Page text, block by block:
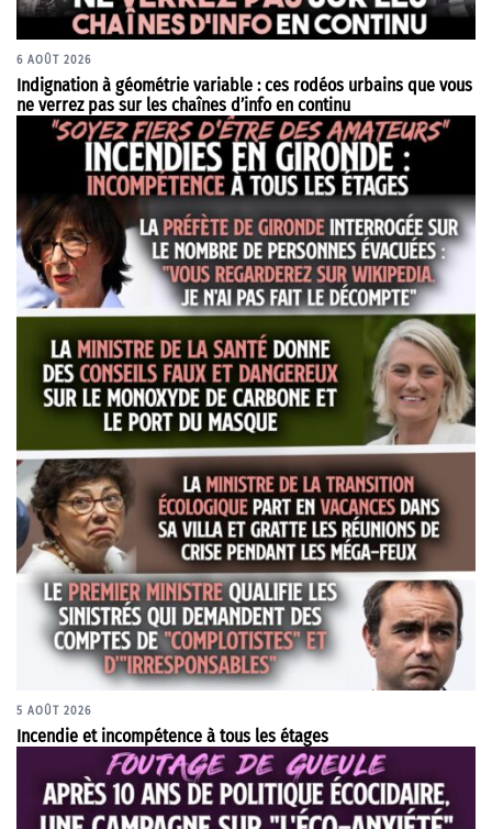
6 AOÛT 2026
Indignation à géométrie variable : ces rodéos urbains que vous
ne verrez pas sur les chaînes d’info en continu
5 AOÛT 2026
Incendie et incompétence à tous les étages